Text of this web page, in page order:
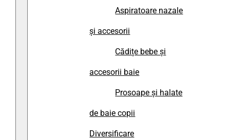
Aspiratoare nazale
și accesorii
Cădițe bebe și
accesorii baie
Prosoape și halate
de baie copii
Diversificare